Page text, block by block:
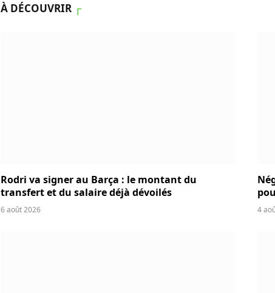
À DÉCOUVRIR ┌
Rodri va signer au Barça : le montant du
transfert et du salaire déjà dévoilés
6 août 2026 4